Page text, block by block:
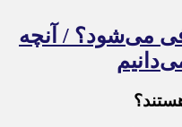
معرفی می‌شود؟ / آنچه